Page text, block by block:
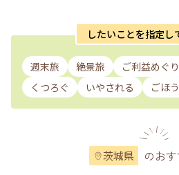
したいことを指定し
週末旅 絶景旅 ご利益めぐり
くつろぐ
いやされる ごほ
茨城県 のお